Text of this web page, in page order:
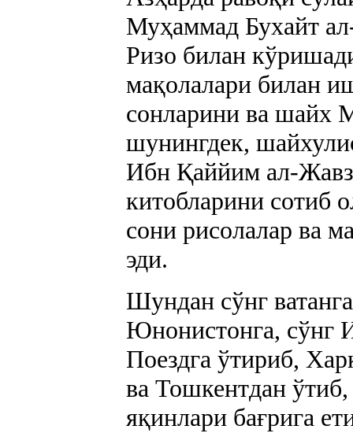
Муҳаммад Бухайт
Ризо билан
мақолалари билан
сонларини ва шайх
шунингдек,
Ибн Қаййим ал-
китобларини сотиб
сони рисолалар ва
эди.
Шундан сўнг
Юнонистонга, сўнг
Поездга ўтириб,
ва Тошкентдан
яқинлари бағрига